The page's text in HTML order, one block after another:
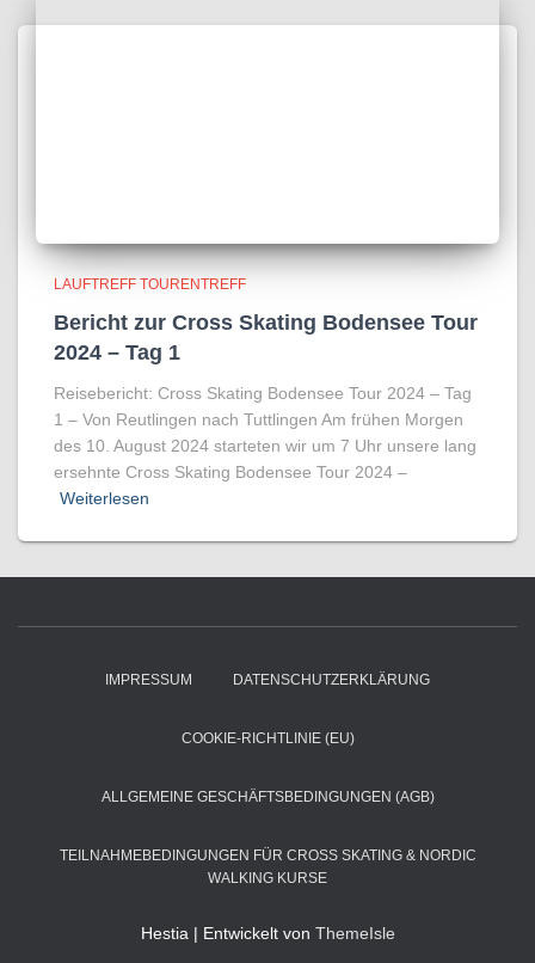
LAUFTREFF TOURENTREFF
Bericht zur Cross Skating Bodensee Tour
2024 – Tag 1
Reisebericht: Cross Skating Bodensee Tour 2024 – Tag
1 – Von Reutlingen nach Tuttlingen Am frühen Morgen
des 10. August 2024 starteten wir um 7 Uhr unsere lang
ersehnte Cross Skating Bodensee Tour 2024 –
Weiterlesen
IMPRESSUM DATENSCHUTZERKLÄRUNG
COOKIE-RICHTLINIE (EU)
ALLGEMEINE GESCHÄFTSBEDINGUNGEN (AGB)
TEILNAHMEBEDINGUNGEN FÜR CROSS SKATING & NORDIC
WALKING KURSE
Hestia | Entwickelt von ThemeIsle